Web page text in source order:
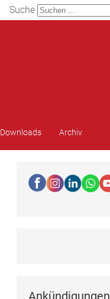
Suche
Downloads Archiv
Ankündigungen
ANKÜNDIGUNGEN